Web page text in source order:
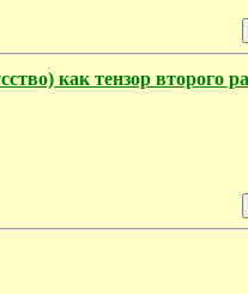
как тензор второго